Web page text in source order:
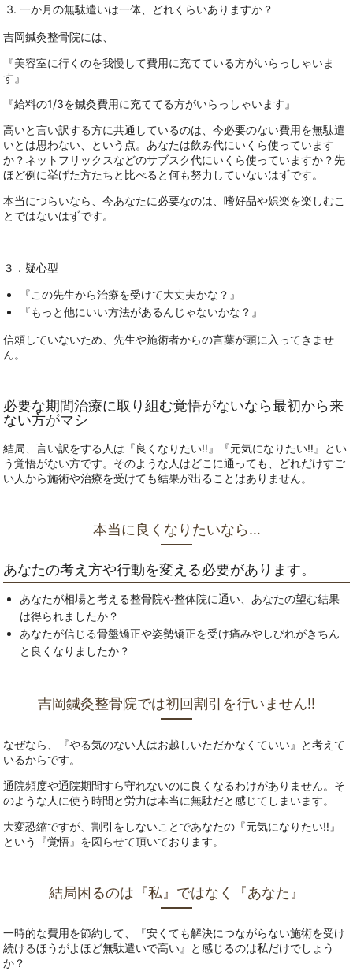
一か月の無駄遣いは一体、どれくらいありますか？
吉岡鍼灸整骨院には、
『美容室に行くのを我慢して費用に充てている方がいらっしゃいま
す』
『給料の1/3を鍼灸費用に充ててる方がいらっしゃいます』
高いと言い訳する方に共通しているのは、今必要のない費用を無駄遣
いとは思わない、という点。あなたは飲み代にいくら使っています
か？ネットフリックスなどのサブスク代にいくら使っていますか？先
ほど例に挙げた方たちと比べると何も努力していないはずです。
本当につらいなら、今あなたに必要なのは、嗜好品や娯楽を楽しむこ
とではないはずです。
３．疑心型
『この先生から治療を受けて大丈夫かな？』
『もっと他にいい方法があるんじゃないかな？』
信頼していないため、先生や施術者からの言葉が頭に入ってきませ
ん。
必要な期間治療に取り組む覚悟がないなら最初から来
ない方がマシ
結局、言い訳をする人は『良くなりたい‼』『元気になりたい‼』とい
う覚悟がない方です。そのような人はどこに通っても、どれだけすご
い人から施術や治療を受けても結果が出ることはありません。
本当に良くなりたいなら…
あなたの考え方や行動を変える必要があります。
あなたが相場と考える整骨院や整体院に通い、あなたの望む結果
は得られましたか？
あなたが信じる骨盤矯正や姿勢矯正を受け痛みやしびれがきちん
と良くなりましたか？
吉岡鍼灸整骨院では初回割引を行いません‼
なぜなら、『やる気のない人はお越しいただかなくていい』と考えて
いるからです。
通院頻度や通院期間すら守れないのに良くなるわけがありません。そ
のような人に使う時間と労力は本当に無駄だと感じてしまいます。
大変恐縮ですが、割引をしないことであなたの『元気になりたい‼』
という『覚悟』を図らせて頂いております。
結局困るのは『私』ではなく『あなた』
一時的な費用を節約して、『安くても解決につながらない施術を受け
続けるほうがよほど無駄遣いで高い』と感じるのは私だけでしょう
か？